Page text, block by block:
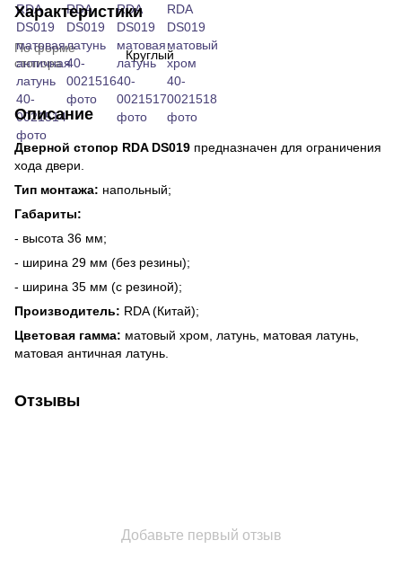
Характеристики
По форме
стопора
Круглый
Описание
Дверной стопор RDA DS019 предназначен для ограничения
хода двери.
Тип монтажа: напольный;
Габариты:
- высота 36 мм;
- ширина 29 мм (без резины);
- ширина 35 мм (с резиной);
Производитель: RDA (Китай);
Цветовая гамма: матовый хром, латунь, матовая латунь,
матовая античная латунь.
Отзывы
Добавьте первый отзыв